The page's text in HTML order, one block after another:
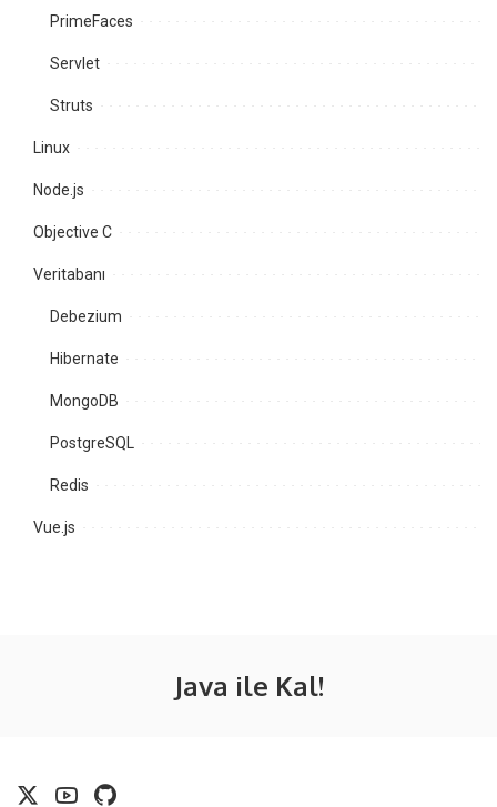
PrimeFaces
Servlet
Struts
Linux
Node.js
Objective C
Veritabanı
Debezium
Hibernate
MongoDB
PostgreSQL
Redis
Vue.js
Java ile Kal!